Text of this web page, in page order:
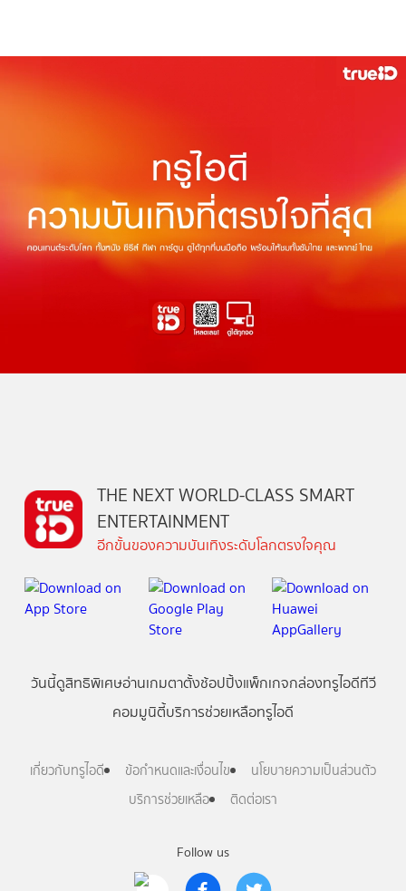
Follow us
THE NEXT WORLD-CLASS SMART
ENTERTAINMENT
อีกขั้นของความบันเทิงระดับโลกตรงใจคุณ
วันนี้ดูสิทธิพิเศษอ่านเกมตาตั้งช้อปปิ้งแพ็กเกจกล่องทรูไอดีทีวี
คอมมูนิตี้บริการช่วยเหลือทรูไอดี
เกี่ยวกับทรูไอดี ข้อกำหนดและเงื่อนไข
นโยบายความเป็นส่วนตัว
บริการช่วยเหลือ
ติดต่อเรา